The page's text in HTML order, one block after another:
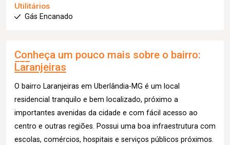
Utilitários
Gás Encanado
Conheça um pouco mais sobre o bairro:
Laranjeiras
O bairro Laranjeiras em Uberlândia-MG é um local
residencial tranquilo e bem localizado, próximo a
importantes avenidas da cidade e com fácil acesso ao
centro e outras regiões. Possui uma boa infraestrutura com
escolas, comércios, hospitais e serviços públicos próximos.